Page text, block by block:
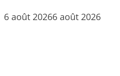
6 août 20266 août 2026